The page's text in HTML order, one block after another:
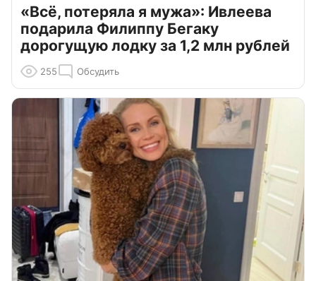
«Всё, потеряла я мужа»: Ивлеева
подарила Филиппу Бегаку
дорогущую лодку за 1,2 млн рублей
255 Обсудить